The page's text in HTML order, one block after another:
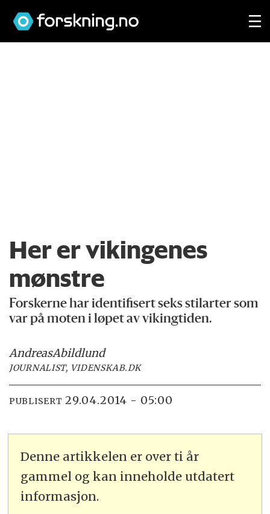
Her er vikingenes
mønstre
Forskerne har identifisert seks stilarter som
var på moten i løpet av vikingtiden.
AndreasAbildlund
JOURNALIST, VIDENSKAB.DK
PUBLISERT 29.04.2014 - 05:00
Denne artikkelen er over ti år
gammel og kan inneholde utdatert
informasjon.